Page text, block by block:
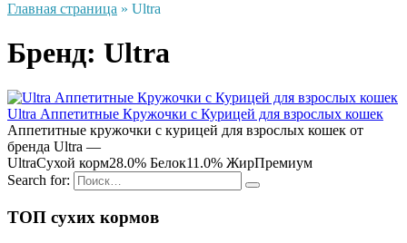
Главная страница » Ultra
Бренд: Ultra
Ultra Аппетитные Кружочки с Курицей для взрослых кошек
Аппетитные кружочки с курицей для взрослых кошек от
бренда Ultra —
UltraСухой корм28.0% Белок11.0% ЖирПремиум
Search for:
ТОП сухих кормов